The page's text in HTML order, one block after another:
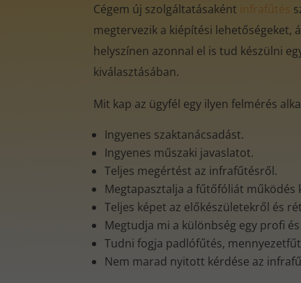
Cégem új szolgáltatásaként infrafűtés
megtervezik a kiépítési lehetőségeket,
helyszínen azonnal el is tud készülni
kiválasztásában.
Mit kap az ügyfél egy ilyen felmérés
Ingyenes szaktanácsadást.
Ingyenes műszaki javaslatot.
Teljes megértést az infrafűtésről.
Megtapasztalja a fűtőfóliát működés
Teljes képet az előkészületekről és
Megtudja mi a különbség egy profi
Tudni fogja padlófűtés,
Nem marad nyitott kérdése az